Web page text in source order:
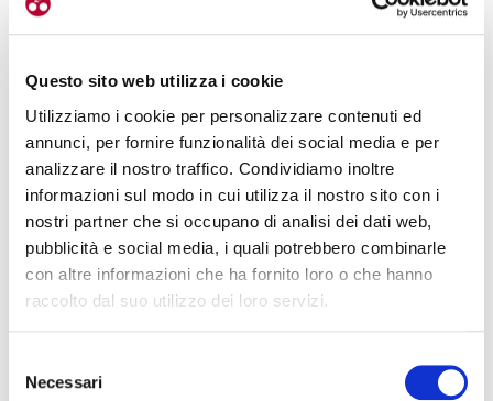
Questo sito web utilizza i cookie
Utilizziamo i cookie per personalizzare contenuti ed
annunci, per fornire funzionalità dei social media e per
analizzare il nostro traffico. Condividiamo inoltre
informazioni sul modo in cui utilizza il nostro sito con i
nostri partner che si occupano di analisi dei dati web,
pubblicità e social media, i quali potrebbero combinarle
con altre informazioni che ha fornito loro o che hanno
raccolto dal suo utilizzo dei loro servizi.
delNecessari
rendere l’esperienza adatta a tutti».
Accompagnati dalle guide escursionistiche di Fiab Umbriae
Foligno(con la collaborazione della ciclostorica“La Francescana”
dopo la sosta all’anticoFrantoio Carletti, sempre a Campello,
ciclisti hanno visitato il Tempietto sul Clitunno,
longobardo
inserito nel sito seriale UNESCO “Longobardi in Italia”.
seguita dalla visita alla chiesa della Madonna delle Lacrime,
dove si